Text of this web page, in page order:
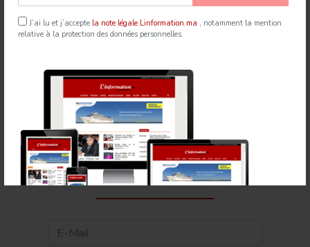
J’ai lu et j’accepte la note légale Linformation.ma , notamment la mention
relative à la protection des données personnelles.
Rabat accueille le Sommet des Forces Maritimes
Africaines
Newsletter